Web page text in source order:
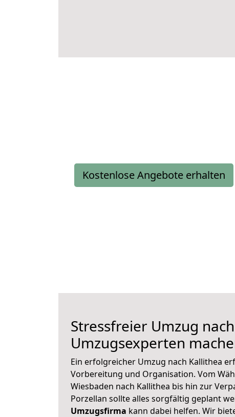
Kostenlose Angebote erhalten
Stressfreier Umzug
Umzugsexperten
Ein erfolgreicher Umzug nach Kallithea
Vorbereitung und Organisation. Vom
Wiesbaden nach Kallithea bis hin zur
Porzellan sollte alles sorgfältig geplant
Umzugsfirma kann dabei helfen. Wir